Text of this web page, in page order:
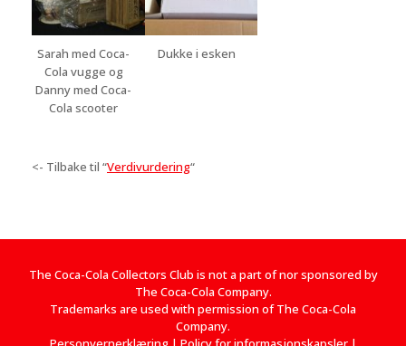
Sarah med Coca-
Cola vugge og
Danny med Coca-
Cola scooter
Dukke i esken
<- Tilbake til “Verdivurdering“
The Coca-Cola Collectors Club is not a part of nor sponsored by
The Coca-Cola Company.
Trademarks are used with permission of The Coca-Cola
Company.